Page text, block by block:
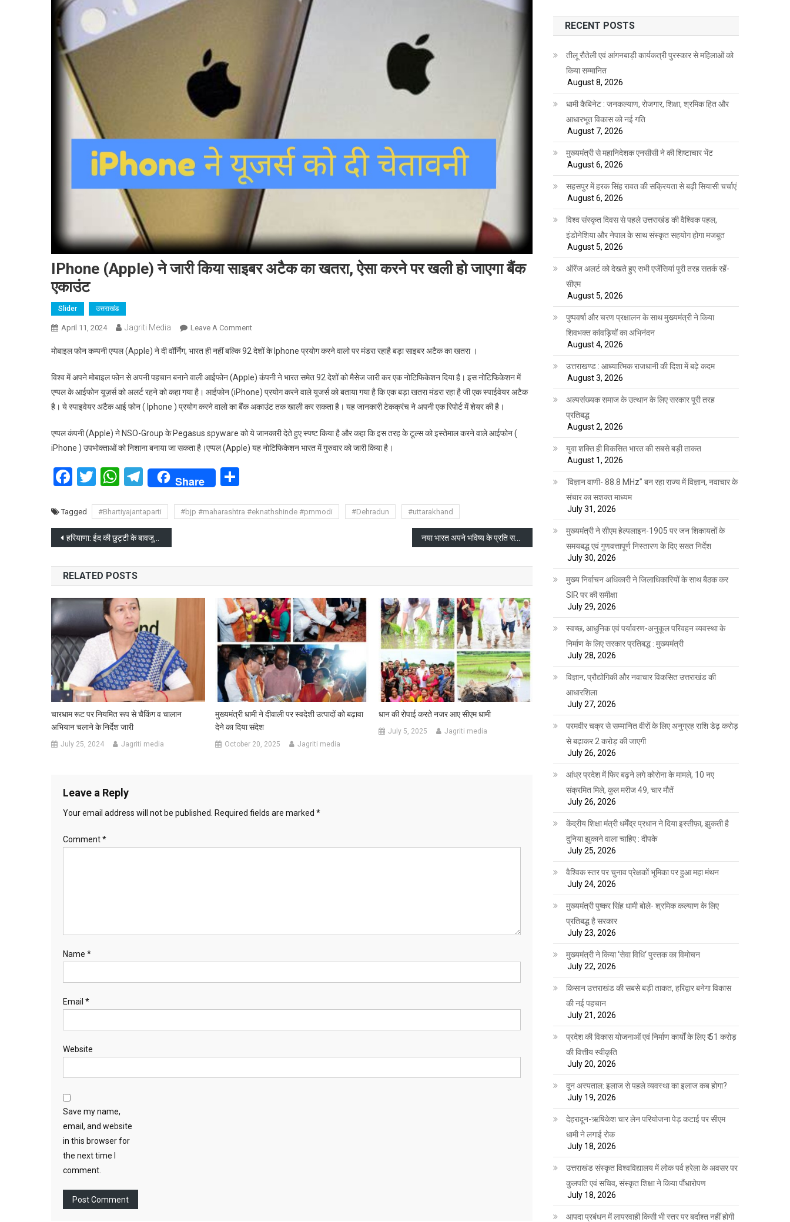
IPhone (Apple) ने जारी किया साइबर अटैक का खतरा, ऐसा करने पर खली हो जाएगा बैंक
एकाउंट
Slider उत्तराखंड
April 11, 2024 Jagriti Media Leave A CommentOn
(Apple)
जारी
किया
साइबर
का
खतरा,
खली
हो
मोबाइल फोन कम्पनी एप्पल (Apple) ने दी वॉर्निंग, भारत ही नहीं बल्कि 92 देशों के Iphone प्रयोग करने वालो पर मंडरा रहाहै बड़ा साइबर अटैक का खतरा ।
विश्व में अपने मोबाइल फोन से अपनी पहचान बनाने वाली आईफोन (Apple) कंपनी ने भारत समेत 92 देशों को मैसेज जारी कर एक नोटिफिकेशन दिया है। इस नोटिफिकेशन में
एप्पल के आईफोन यूज़र्स को अलर्ट रहने को कहा गया है। आईफोन (iPhone) प्रयोग करने वाले यूजर्स को बताया गया है कि एक बड़ा खतरा मंडरा रहा है जी एक स्पाईवेयर अटैक
है। ये स्पाइवेयर अटैक आई फोन ( Iphone ) प्रयोग करने वालो का बैंक अकाउंट तक खाली कर सकता है। यह जानकारी टेकक्रंच ने अपनी एक रिपोर्ट में शेयर की है।
एप्पल कंपनी (Apple) ने NSO-Group के Pegasus spyware को ये जानकारी देते हुए स्पष्ट किया है और कहा कि इस तरह के टूल्स को इस्तेमाल करने वाले आईफोन (
iPhone ) उपभोक्ताओं को निशाना बनाया जा सकता है।एप्पल (Apple) यह नोटिफिकेशन भारत में गुरुवार को जारी किया है।
Facebook
Twitter
WhatsApp
Telegram
Share
Tagged #Bhartiyajantaparti #bjp #maharashtra #eknathshinde #pmmodi #Dehradun #uttarakhand
Post
navigation
हरियाणा: ईद की छुट्टी के बावजूद खुला हुआ था स्कूल, हुआ स्कूल बस बस हादसा 6 बच्चों की मौत 15 घायल नया भारत अपने भविष्य के प्रति सतर्क और संवेदनशील है: सीएम धामी
RELATED POSTS
चारधाम रूट पर नियमित रूप से चैकिंग व चालान
अभियान चलाने के निर्देश जारी
July 25, 2024 Jagriti media
मुख्यमंत्री धामी ने दीवाली पर स्वदेशी उत्पादों को बढ़ावा
देने का दिया संदेश
October 20, 2025 Jagriti media
धान की रोपाई करते नजर आए सीएम धामी
July 5, 2025 Jagriti media
Leave a Reply
Your email address will not be published. Required fields are marked *
Comment*
Name *
Email *
Website
Save my name,
email, and website
in this browser for
the next time I
comment.
RECENT POSTS
तीलू रौतेली एवं आंगनबाड़ी कार्यकत्री पुरस्कार से महिलाओं को
किया सम्मानित
August 8, 2026
धामी कैबिनेट : जनकल्याण, रोजगार, शिक्षा, श्रमिक हित और
आधारभूत विकास को नई गति
August 7, 2026
मुख्यमंत्री से महानिदेशक एनसीसी ने की शिष्टाचार भेंट
August 6, 2026
सहसपुर में हरक सिंह रावत की सक्रियता से बढ़ी सियासी चर्चाएं
August 6, 2026
विश्व संस्कृत दिवस से पहले उत्तराखंड की वैश्विक पहल,
इंडोनेशिया और नेपाल के साथ संस्कृत सहयोग होगा मजबूत
August 5, 2026
ऑरेंज अलर्ट को देखते हुए सभी एजेंसियां पूरी तरह सतर्क रहें-
सीएम
August 5, 2026
पुष्पवर्षा और चरण प्रक्षालन के साथ मुख्यमंत्री ने किया
शिवभक्त कांवड़ियों का अभिनंदन
August 4, 2026
उत्तराखण्ड : आध्यात्मिक राजधानी की दिशा में बढ़े कदम
August 3, 2026
अल्पसंख्यक समाज के उत्थान के लिए सरकार पूरी तरह
प्रतिबद्ध
August 2, 2026
युवा शक्ति ही विकसित भारत की सबसे बड़ी ताकत
August 1, 2026
‘विज्ञान वाणी- 88.8 MHz” बन रहा राज्य में विज्ञान, नवाचार के
संचार का सशक्त माध्यम
July 31, 2026
मुख्यमंत्री ने सीएम हेल्पलाइन-1905 पर जन शिकायतों के
समयबद्ध एवं गुणवत्तापूर्ण निस्तारण के दिए सख्त निर्देश
July 30, 2026
मुख्य निर्वाचन अधिकारी ने जिलाधिकारियों के साथ बैठक कर
SIR पर की समीक्षा
July 29, 2026
स्वच्छ, आधुनिक एवं पर्यावरण-अनुकूल परिवहन व्यवस्था के
निर्माण के लिए सरकार प्रतिबद्ध : मुख्यमंत्री
July 28, 2026
विज्ञान, प्रौद्योगिकी और नवाचार विकसित उत्तराखंड की
आधारशिला
July 27, 2026
परमवीर चक्र से सम्मानित वीरों के लिए अनुग्रह राशि डेढ़ करोड़
से बढ़ाकर 2 करोड़ की जाएगी
July 26, 2026
आंध्र प्रदेश में फिर बढ़ने लगे कोरोना के मामले, 10 नए
संक्रमित मिले, कुल मरीज 49, चार मौतें
July 26, 2026
केंद्रीय शिक्षा मंत्री धर्मेंद्र प्रधान ने दिया इस्तीफ़ा, झुकती है
दुनिया झुकाने वाला चाहिए : दीपके
July 25, 2026
वैश्विक स्तर पर चुनाव प्रेक्षकों भूमिका पर हुआ महा मंथन
July 24, 2026
मुख्यमंत्री पुष्कर सिंह धामी बोले- श्रमिक कल्याण के लिए
प्रतिबद्ध है सरकार
July 23, 2026
मुख्यमंत्री ने किया ‘सेवा विधि‘ पुस्तक का विमोचन
July 22, 2026
किसान उत्तराखंड की सबसे बड़ी ताकत, हरिद्वार बनेगा विकास
की नई पहचान
July 21, 2026
प्रदेश की विकास योजनाओं एवं निर्माण कार्यों के लिए ₹ 51 करोड़
की वित्तीय स्वीकृति
July 20, 2026
दून अस्पताल: इलाज से पहले व्यवस्था का इलाज कब होगा?
July 19, 2026
देहरादून-ऋषिकेश चार लेन परियोजना पेड़ कटाई पर सीएम
धामी ने लगाई रोक
July 18, 2026
उत्तराखंड संस्कृत विश्वविद्यालय में लोक पर्व हरेला के अवसर पर
कुलपति एवं सचिव, संस्कृत शिक्षा ने किया पौंधारोपण
July 18, 2026
आपदा प्रबंधन में लापरवाही किसी भी स्तर पर बर्दाश्त नहीं होगी